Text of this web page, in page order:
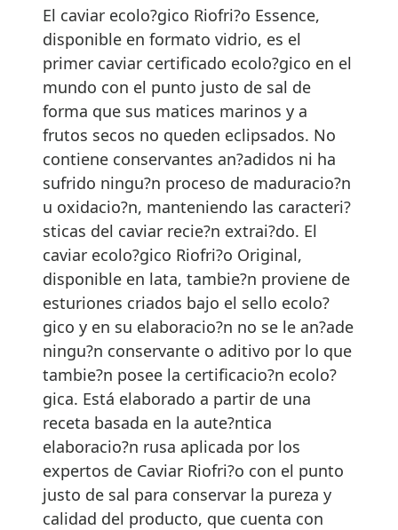
El caviar ecolo?gico Riofri?o Essence,
disponible en formato vidrio, es el
primer caviar certificado ecolo?gico en el
mundo con el punto justo de sal de
forma que sus matices marinos y a
frutos secos no queden eclipsados. No
contiene conservantes an?adidos ni ha
sufrido ningu?n proceso de maduracio?n
u oxidacio?n, manteniendo las caracteri?
sticas del caviar recie?n extrai?do. El
caviar ecolo?gico Riofri?o Original,
disponible en lata, tambie?n proviene de
esturiones criados bajo el sello ecolo?
gico y en su elaboracio?n no se le an?ade
ningu?n conservante o aditivo por lo que
tambie?n posee la certificacio?n ecolo?
gica. Está elaborado a partir de una
receta basada en la aute?ntica
elaboracio?n rusa aplicada por los
expertos de Caviar Riofri?o con el punto
justo de sal para conservar la pureza y
calidad del producto, que cuenta con